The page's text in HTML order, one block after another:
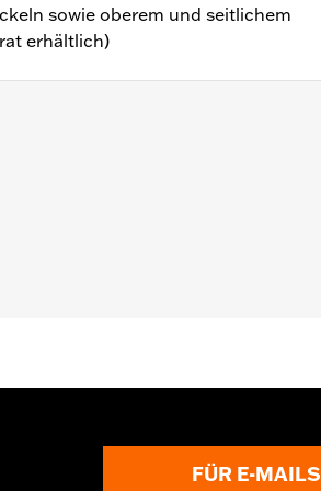
sowie oberem und seitlichem
erhältlich)
FÜR E-MAILS